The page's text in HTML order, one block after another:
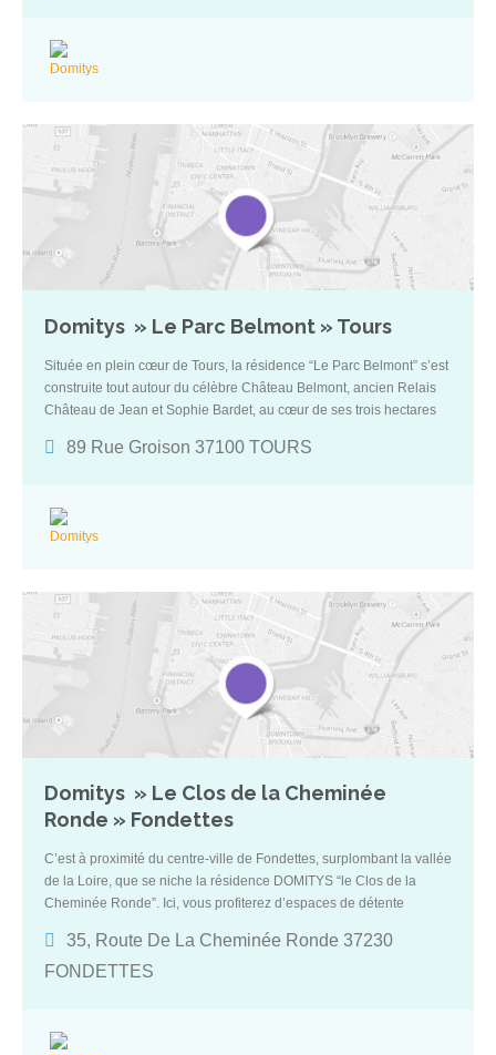
commerces et de son élégant décor.
Domitys » Le Parc Belmont » Tours
Située en plein cœur de Tours, la résidence “Le Parc Belmont” s’est
construite tout autour du célèbre Château Belmont, ancien Relais
Château de Jean et Sophie Bardet, au cœur de ses trois hectares
89 Rue Groison 37100 TOURS
Domitys » Le Clos de la Cheminée
Ronde » Fondettes
C’est à proximité du centre-ville de Fondettes, surplombant la vallée
de la Loire, que se niche la résidence DOMITYS “le Clos de la
Cheminée Ronde”. Ici, vous profiterez d’espaces de détente
la salle de gym et d’une équipe très accueillante et attentive qui font
la réputation des résidences DOMITYS.
35, Route De La Cheminée Ronde 37230
FONDETTES